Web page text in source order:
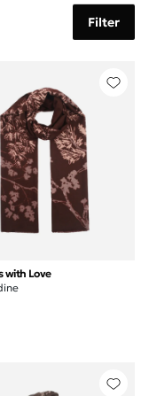
Filter
with Love